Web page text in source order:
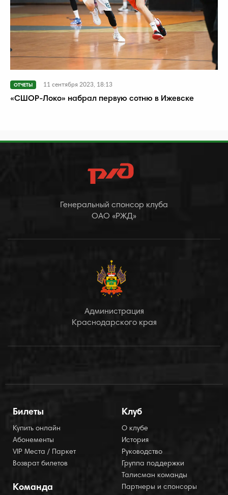
ОТЧЕТЫ 11 сентября 2023, 18:13
«СШОР-Локо» набрал первую сотню в Ижевске
Генеральный спонсор клуба
ОАО «РЖД»
Администрация
Краснодарского края
Билеты
Купить онлайн
Абонементы
VIP Места / Паркет
Возврат билетов
Команда
Клуб
О клубе
История
Руководство
Группа поддержки
Талисман команды
Партнеры и спонсоры